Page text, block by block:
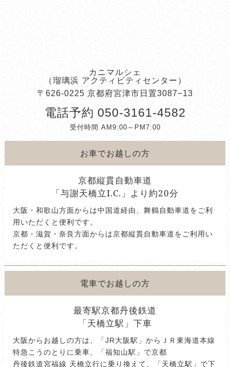
カニマルシェ
（瑠璃浜 アクティビティセンター）
〒626-0225 京都府宮津市日置3087−13
電話予約 050-3161-4582
受付時間 AM9:00～PM7:00
お車でお越しの方
京都縦貫自動車道
「与謝天橋立I.C.」より約20分
大阪・和歌山方面からは中国道経由、舞鶴自動車道をご利
用いただくと便利です。
京都・滋賀・奈良方面からは京都縦貫自動車道をご利用い
ただくと便利です。
電車でお越しの方
最寄駅京都丹後鉄道
「天橋立駅」下車
大阪からお越しの方は、「JR大阪駅」からＪＲ東海道本線
特急こうのとりに乗車、「福知山駅」で京都
丹後鉄道宮福線 天橋立行に乗り換えて、「天橋立駅」で下